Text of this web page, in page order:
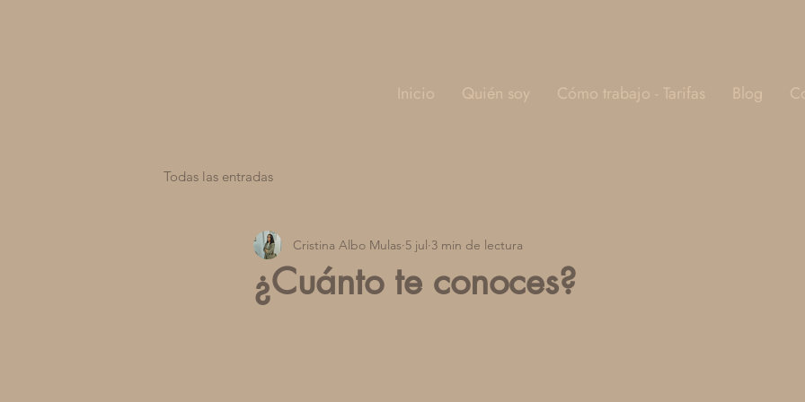
Inicio Quién soy Cómo trabajo - Tarifas Blog
Todas las entradas
¿Cuánto te conoces?
Cristina Albo Mulas 5 jul 3 min de lectura